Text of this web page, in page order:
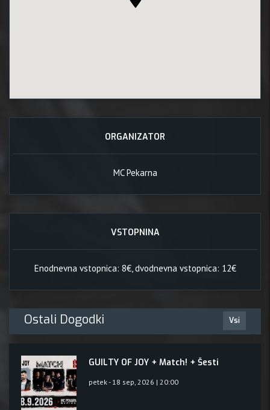
ORGANIZATOR
MC Pekarna
VSTOPNINA
Enodnevna vstopnica: 8€, dvodnevna vstopnica: 12€
Ostali Dogodki Vsi
GUILTY OF JOY + Match! + Šesti
petek - 18 sep, 2026 | 20:00